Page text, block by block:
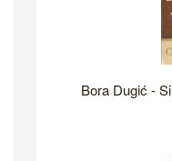
Bora Dugić -